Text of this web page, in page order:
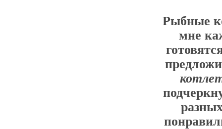
Рыбные
мне